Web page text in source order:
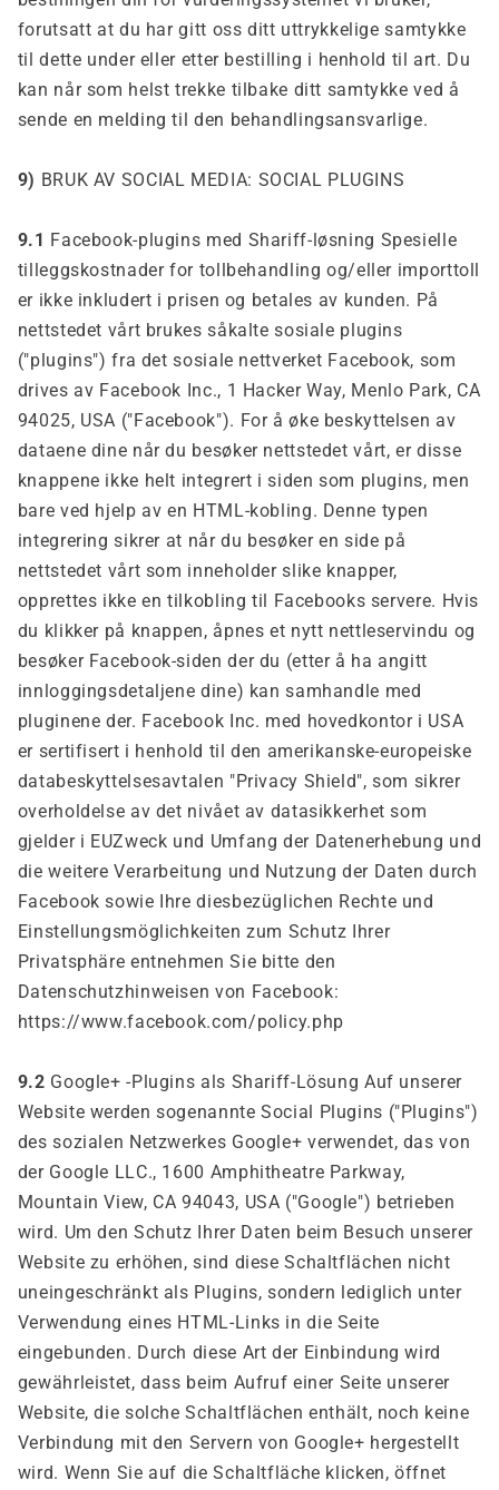
forutsatt at du har gitt oss ditt uttrykkelige samtykke
til dette under eller etter bestilling i henhold til art. Du
kan når som helst trekke tilbake ditt samtykke ved å
sende en melding til den behandlingsansvarlige.
9) BRUK AV SOCIAL MEDIA: SOCIAL PLUGINS
9.1 Facebook-plugins med Shariff-løsning Spesielle
tilleggskostnader for tollbehandling og/eller importtoll
er ikke inkludert i prisen og betales av kunden. På
nettstedet vårt brukes såkalte sosiale plugins
("plugins") fra det sosiale nettverket Facebook, som
drives av Facebook Inc., 1 Hacker Way, Menlo Park, CA
94025, USA ("Facebook"). For å øke beskyttelsen av
dataene dine når du besøker nettstedet vårt, er disse
knappene ikke helt integrert i siden som plugins, men
bare ved hjelp av en HTML-kobling. Denne typen
integrering sikrer at når du besøker en side på
nettstedet vårt som inneholder slike knapper,
opprettes ikke en tilkobling til Facebooks servere. Hvis
du klikker på knappen, åpnes et nytt nettleservindu og
besøker Facebook-siden der du (etter å ha angitt
innloggingsdetaljene dine) kan samhandle med
pluginene der. Facebook Inc. med hovedkontor i USA
er sertifisert i henhold til den amerikanske-europeiske
databeskyttelsesavtalen "Privacy Shield", som sikrer
overholdelse av det nivået av datasikkerhet som
gjelder i EUZweck und Umfang der Datenerhebung und
die weitere Verarbeitung und Nutzung der Daten durch
Facebook sowie Ihre diesbezüglichen Rechte und
Einstellungsmöglichkeiten zum Schutz Ihrer
Privatsphäre entnehmen Sie bitte den
Datenschutzhinweisen von Facebook:
https://www.facebook.com/policy.php
9.2 Google+ -Plugins als Shariff-Lösung Auf unserer
Website werden sogenannte Social Plugins ("Plugins")
des sozialen Netzwerkes Google+ verwendet, das von
der Google LLC., 1600 Amphitheatre Parkway,
Mountain View, CA 94043, USA ("Google") betrieben
wird. Um den Schutz Ihrer Daten beim Besuch unserer
Website zu erhöhen, sind diese Schaltflächen nicht
uneingeschränkt als Plugins, sondern lediglich unter
Verwendung eines HTML-Links in die Seite
eingebunden. Durch diese Art der Einbindung wird
gewährleistet, dass beim Aufruf einer Seite unserer
Website, die solche Schaltflächen enthält, noch keine
Verbindung mit den Servern von Google+ hergestellt
wird. Wenn Sie auf die Schaltfläche klicken, öffnet